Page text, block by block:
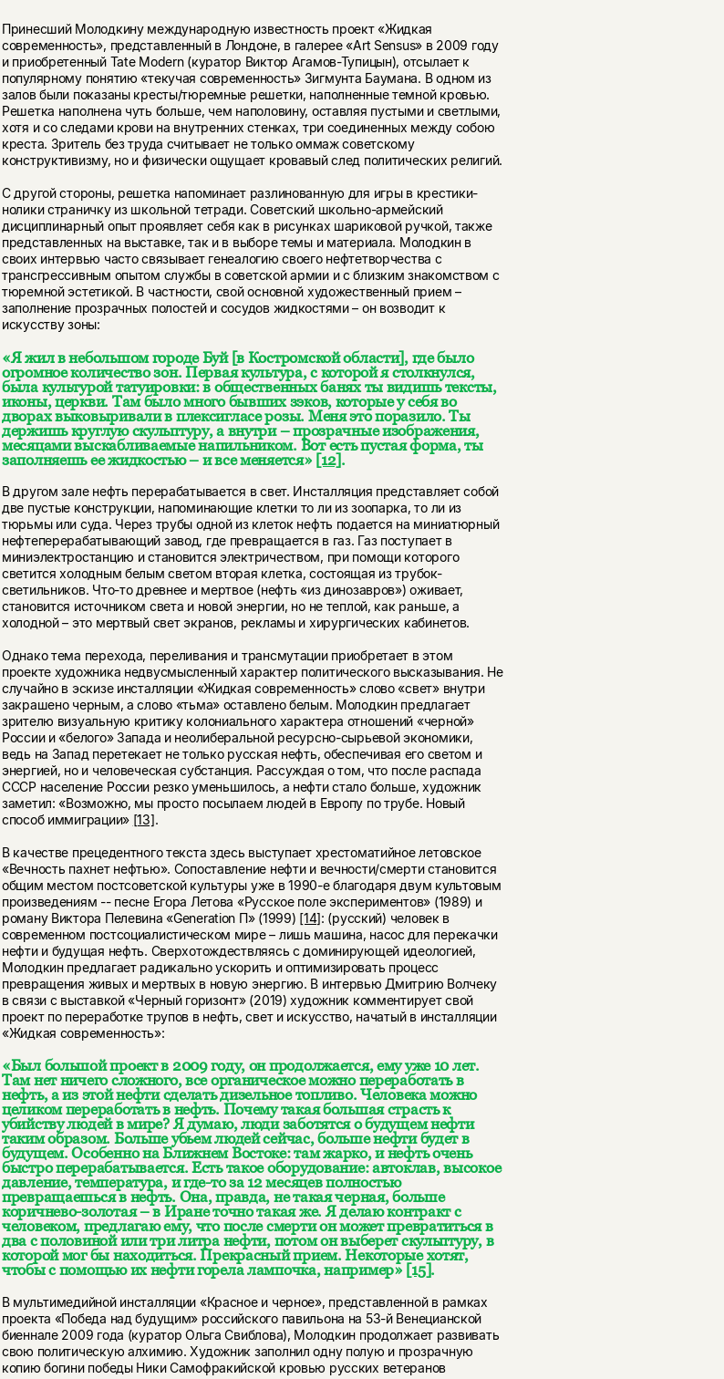
Принесший Молодкину международную известность проект «Жидкая
современность», представленный в Лондоне, в галерее «Art Sensus» в 2009 году
и приобретенный Tate Modern (куратор Виктор Агамов-Тупицын), отсылает к
популярному понятию «текучая современность» Зигмунта Баумана. В одном из
залов были показаны кресты/тюремные решетки, наполненные темной кровью.
Решетка наполнена чуть больше, чем наполовину, оставляя пустыми и светлыми,
хотя и со следами крови на внутренних стенках, три соединенных между собою
креста. Зритель без труда считывает не только оммаж советскому
конструктивизму, но и физически ощущает кровавый след политических религий.
С другой стороны, решетка напоминает разлинованную для игры в крестики-
нолики страничку из школьной тетради. Советский школьно-армейский
дисциплинарный опыт проявляет себя как в рисунках шариковой ручкой, также
представленных на выставке, так и в выборе темы и материала. Молодкин в
своих интервью часто связывает генеалогию своего нефтетворчества с
трансгрессивным опытом службы в советской армии и с близким знакомством с
тюремной эстетикой. В частности, свой основной художественный прием –
заполнение прозрачных полостей и сосудов жидкостями – он возводит к
искусству зоны:
«Я жил в небольшом городе Буй [в Костромской области], где было
огромное количество зон. Первая культура, с которой я столкнулся,
была культурой татуировки: в общественных банях ты видишь тексты,
иконы, церкви. Там было много бывших зэков, которые у себя во
дворах выковыривали в плексигласе розы. Меня это поразило. Ты
держишь круглую скульптуру, а внутри – прозрачные изображения,
месяцами выскабливаемые напильником. Вот есть пустая форма, ты
заполняешь ее жидкостью – и все меняется» [12].
В другом зале нефть перерабатывается в свет. Инсталляция представляет собой
две пустые конструкции, напоминающие клетки то ли из зоопарка, то ли из
тюрьмы или суда. Через трубы одной из клеток нефть подается на миниатюрный
нефтеперерабатывающий завод, где превращается в газ. Газ поступает в
миниэлектростанцию и становится электричеством, при помощи которого
светится холодным белым светом вторая клетка, состоящая из трубок-
светильников. Что-то древнее и мертвое (нефть «из динозавров») оживает,
становится источником света и новой энергии, но не теплой, как раньше, а
холодной – это мертвый свет экранов, рекламы и хирургических кабинетов.
Однако тема перехода, переливания и трансмутации приобретает в этом
проекте художника недвусмысленный характер политического высказывания. Не
случайно в эскизе инсталляции «Жидкая современность» слово «свет» внутри
закрашено черным, а слово «тьма» оставлено белым. Молодкин предлагает
зрителю визуальную критику колониального характера отношений «черной»
России и «белого» Запада и неолиберальной ресурсно-сырьевой экономики,
ведь на Запад перетекает не только русская нефть, обеспечивая его светом и
энергией, но и человеческая субстанция. Рассуждая о том, что после распада
СССР население России резко уменьшилось, а нефти стало больше, художник
заметил: «Возможно, мы просто посылаем людей в Европу по трубе. Новый
способ иммиграции» [13].
В качестве прецедентного текста здесь выступает хрестоматийное летовское
«Вечность пахнет нефтью». Сопоставление нефти и вечности/смерти становится
общим местом постсоветской культуры уже в 1990-е благодаря двум культовым
произведениям -- песне Егора Летова «Русское поле экспериментов» (1989) и
роману Виктора Пелевина «Generation П» (1999) [14]: (русский) человек в
современном постсоциалистическом мире – лишь машина, насос для перекачки
нефти и будущая нефть. Сверхотождествляясь с доминирующей идеологией,
Молодкин предлагает радикально ускорить и оптимизировать процесс
превращения живых и мертвых в новую энергию. В интервью Дмитрию Волчеку
в связи с выставкой «Черный горизонт» (2019) художник комментирует свой
проект по переработке трупов в нефть, свет и искусство, начатый в инсталляции
«Жидкая современность»:
«Был большой проект в 2009 году, он продолжается, ему уже 10 лет.
Там нет ничего сложного, все органическое можно переработать в
нефть, а из этой нефти сделать дизельное топливо. Человека можно
целиком переработать в нефть. Почему такая большая страсть к
убийству людей в мире? Я думаю, люди заботятся о будущем нефти
таким образом. Больше убьем людей сейчас, больше нефти будет в
будущем. Особенно на Ближнем Востоке: там жарко, и нефть очень
быстро перерабатывается. Есть такое оборудование: автоклав, высокое
давление, температура, и где-то за 12 месяцев полностью
превращаешься в нефть. Она, правда, не такая черная, больше
коричнево-золотая – в Иране точно такая же. Я делаю контракт с
человеком, предлагаю ему, что после смерти он может превратиться в
два с половиной или три литра нефти, потом он выберет скульптуру, в
которой мог бы находиться. Прекрасный прием. Некоторые хотят,
чтобы с помощью их нефти горела лампочка, например» [15].
В мультимедийной инсталляции «Красное и черное», представленной в рамках
проекта «Победа над будущим» российского павильона на 53-й Венецианской
биеннале 2009 года (куратор Ольга Свиблова), Молодкин продолжает развивать
свою политическую алхимию. Художник заполнил одну полую и прозрачную
копию богини победы Ники Самофракийской кровью русских ветеранов